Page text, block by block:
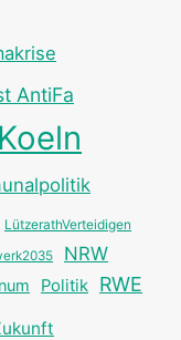
AntiFa
Koeln
LützerathVerteidigen
NRW
Politik RWE